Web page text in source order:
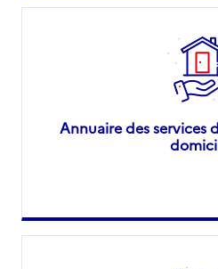
Annuaire des services